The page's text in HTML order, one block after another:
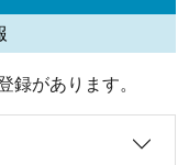
があります。